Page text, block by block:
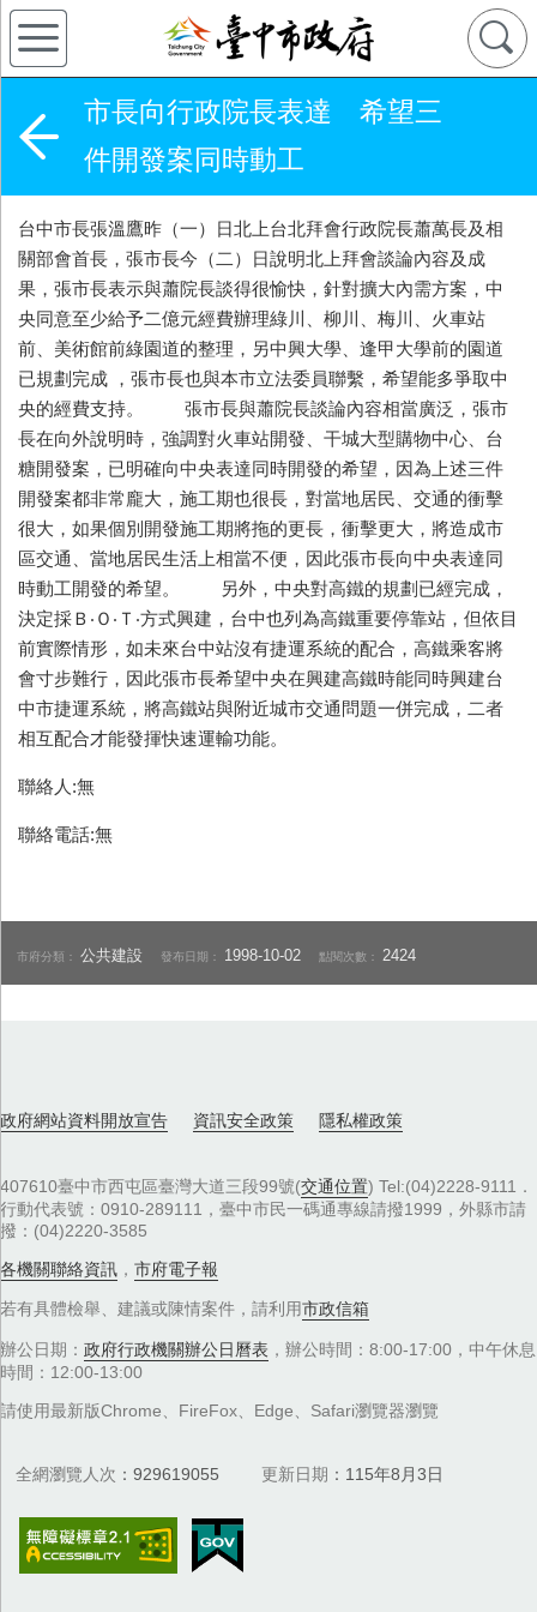
市長向行政院長表達 希望三
件開發案同時動工
台中市長張溫鷹昨（一）日北上台北拜會行政院長蕭萬長及相
關部會首長，張市長今（二）日說明北上拜會談論內容及成
果，張市長表示與蕭院長談得很愉快，針對擴大內需方案，中
央同意至少給予二億元經費辦理綠川、柳川、梅川、火車站
前、美術館前綠園道的整理，另中興大學、逢甲大學前的園道
已規劃完成 ，張市長也與本市立法委員聯繫，希望能多爭取中
央的經費支持。 張市長與蕭院長談論內容相當廣泛，張市
長在向外說明時，強調對火車站開發、干城大型購物中心、台
糖開發案，已明確向中央表達同時開發的希望，因為上述三件
開發案都非常龐大，施工期也很長，對當地居民、交通的衝擊
很大，如果個別開發施工期將拖的更長，衝擊更大，將造成市
區交通、當地居民生活上相當不便，因此張市長向中央表達同
時動工開發的希望。 另外，中央對高鐵的規劃已經完成，
決定採Ｂ‧Ｏ‧Ｔ‧方式興建，台中也列為高鐵重要停靠站，但依目
前實際情形，如未來台中站沒有捷運系統的配合，高鐵乘客將
會寸步難行，因此張市長希望中央在興建高鐵時能同時興建台
中市捷運系統，將高鐵站與附近城市交通問題一併完成，二者
相互配合才能發揮快速運輸功能。
聯絡人:無
聯絡電話:無
市府分類：公共建設 發布日期： 1998-10-02 點閱次數： 2424
政府網站資料開放宣告 資訊安全政策 隱私權政策
407610臺中市西屯區臺灣大道三段99號(交通位置) Tel:(04)2228-9111．
行動代表號：0910-289111，臺中市民一碼通專線請撥1999，外縣市請
撥：(04)2220-3585
各機關聯絡資訊 ， 市府電子報
若有具體檢舉、建議或陳情案件，請利用市政信箱
辦公日期： 政府行政機關辦公日曆表 ，辦公時間：8:00-17:00，中午休息
時間：12:00-13:00
請使用最新版Chrome、FireFox、Edge、Safari瀏覽器瀏覽
全網瀏覽人次 929619055 更新日期 115年8月3日